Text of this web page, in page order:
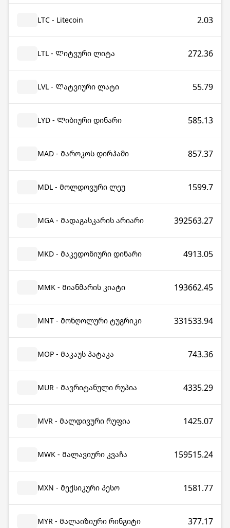
LTC - Litecoin 2.03
LTL - Ლიტვური ლიტა 272.36
LVL - Ლატვიური ლატი 55.79
LYD - Ლიბიური დინარი 585.13
MAD - Მაროკოს დირჰამი 857.37
MDL - Მოლდოვური ლეუ 1599.7
MGA - Მადაგასკარის არიარი 392563.27
MKD - Მაკედონიური დინარი 4913.05
MMK - Მიანმარის კიატი 193662.45
MNT - Მონღოლური ტუგრიკი 331533.94
MOP - Მაკაუს პატაკა 743.36
MUR - Მავრიტანული რუპია 4335.29
MVR - Მალდივური რუფია 1425.07
MWK - Მალავიური კვაჩა 159515.24
MXN - Მექსიკური პესო 1581.77
MYR - Მალაიზიური რინგიტი 377.17